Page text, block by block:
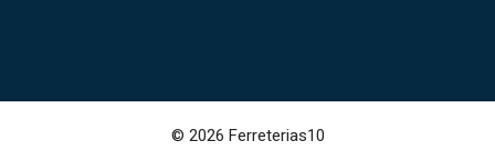
© 2026 Ferreterias10